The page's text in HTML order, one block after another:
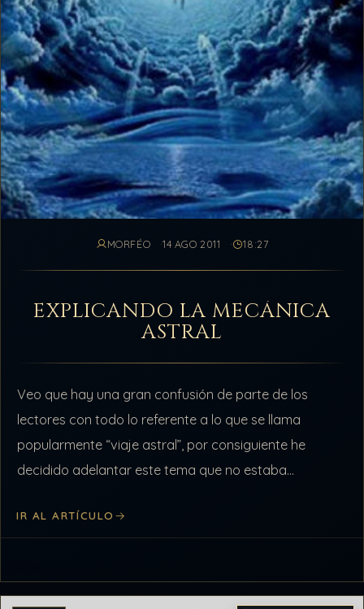
MORFÉO 14 AGO 2011 18:27
EXPLICANDO LA MECÁNICA
ASTRAL
Veo que hay una gran confusión de parte de los
lectores con todo lo referente a lo que se llama
popularmente “viaje astral”, por consiguiente he
decidido adelantar este tema que no estaba
IR AL ARTÍCULO